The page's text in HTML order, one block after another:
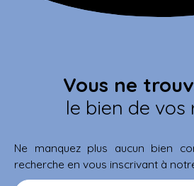
Vous ne
le bien de vos
Ne manquez plus aucun bien
recherche en vous inscrivant à